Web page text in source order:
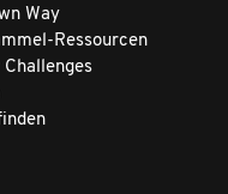
Way
Ressourcen